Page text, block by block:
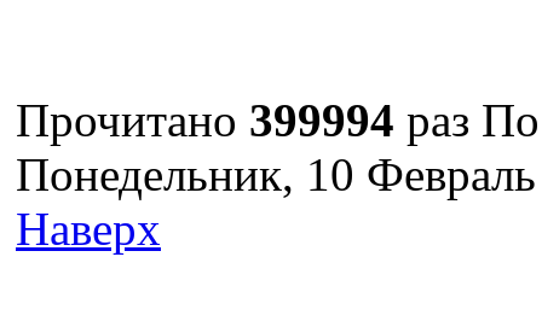
Прочитано 399994 раз
Понедельник, 10
Наверх